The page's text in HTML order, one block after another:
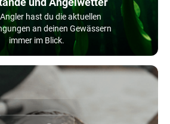
hast du die aktuellen
an deinen Gewässern
immer im Blick.